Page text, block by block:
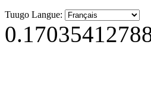
Tuugo Langue: